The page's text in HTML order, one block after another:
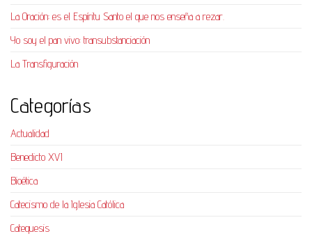
La Oración: es el Espíritu Santo el que nos enseña a rezar.
Yo soy el pan vivo: transubstanciación
La Transfiguración
Categorías
Actualidad
Benedicto XVI
Bioética
Catecismo de la Iglesia Católica
Catequesis